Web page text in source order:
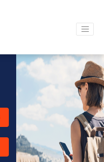
Next